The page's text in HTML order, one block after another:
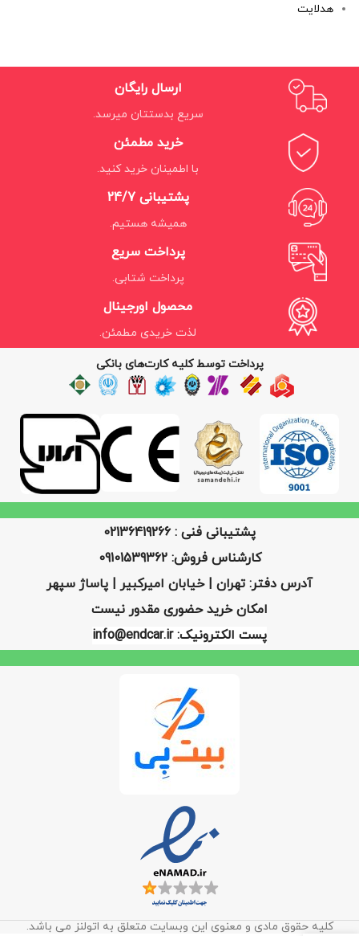
هدلایت
ارسال رایگان
سریع بدستتان میرسد.
خرید مطمئن
با اطمینان خرید کنید.
پشتیبانی 24/7
همیشه هستیم.
پرداخت سریع
پرداخت شتابی.
محصول اورجینال
لذت خریدی مطمئن.
پرداخت توسط کلیه کارت‌های بانکی
پشتیبانی فنی : 02136419266
کارشناس فروش: 09101539362
آدرس دفتر: تهران | خیابان امیرکبیر | پاساژ سپهر
امکان خرید حضوری مقدور نیست
پست الکترونیک: info@endcar.ir
کلیه حقوق مادی و معنوی این وبسایت متعلق به اتولنز می باشد.